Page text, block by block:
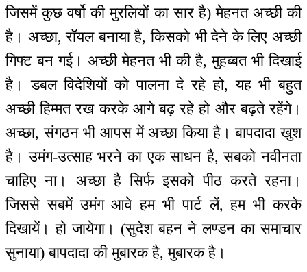
जिसमें कुछ वर्षो की मुरलियों का सार है) मेहनत अच्छी की
है। अच्छा, रॉयल बनाया है, किसको भी देने के लिए अच्छी
गिफ्ट बन गई। अच्छी मेहनत भी की है, मुहब्बत भी दिखाई
है। डबल विदेशियों को पालना दे रहे हो, यह भी बहुत
अच्छी हिम्मत रख करके आगे बढ़ रहे हो और बढ़ते रहेंगे।
अच्छा, संगठन भी आपस में अच्छा किया है। बापदादा खुश
है। उमंग-उत्साह भरने का एक साधन है, सबको नवीनता
चाहिए ना। अच्छा है सिर्फ इसको पीठ करते रहना।
जिससे सबमें उमंग आवे हम भी पार्ट लें, हम भी करके
दिखायें। हो जायेगा। (सुदेश बहन ने लण्डन का समाचार
सुनाया) बापदादा की मुबारक है, मुबारक है।